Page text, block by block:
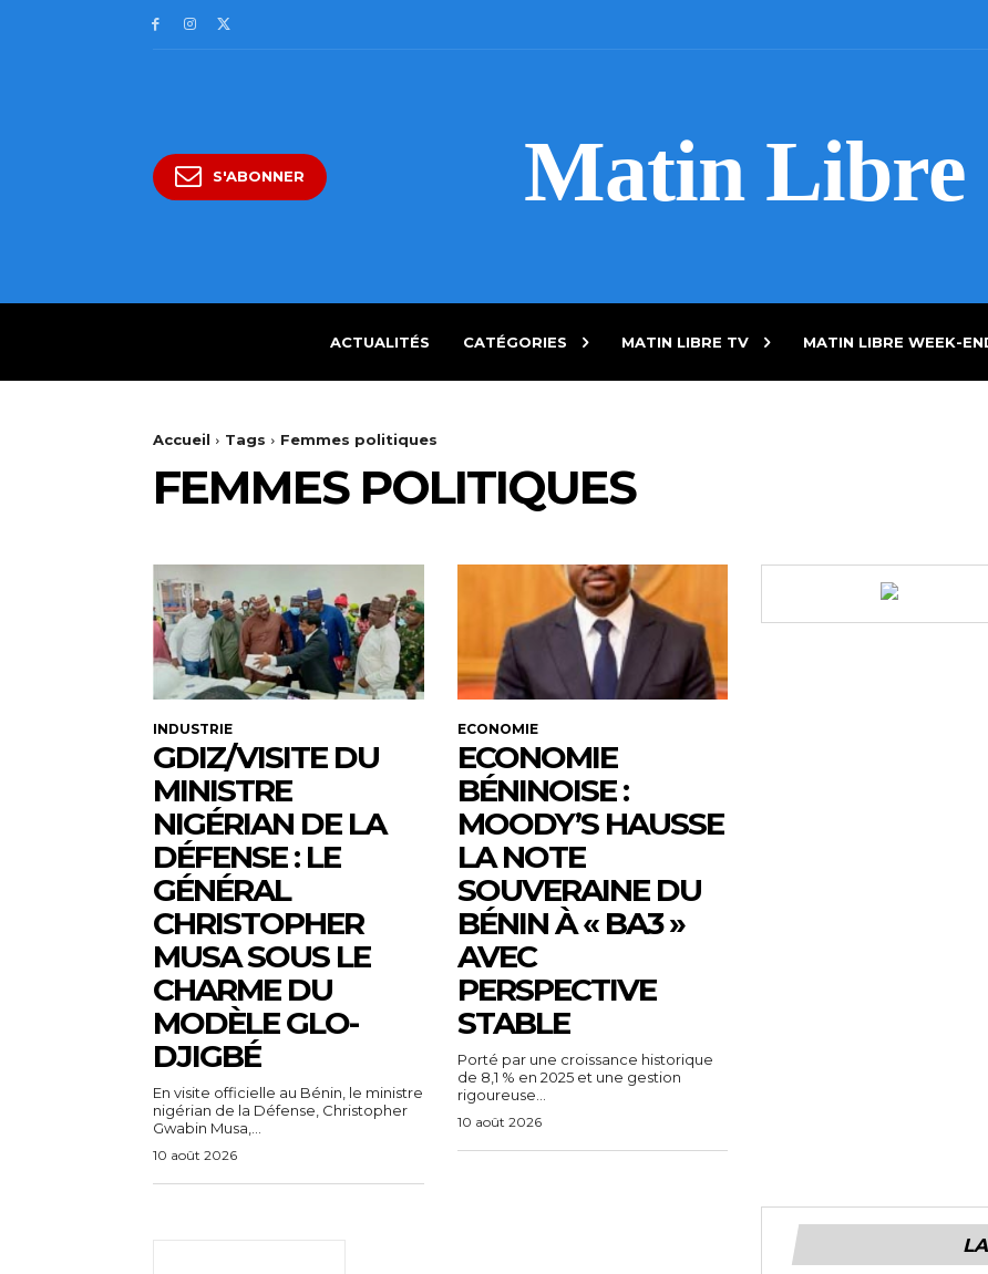
S'ABONNER Matin Libre
ACTUALITÉS CATÉGORIES MATIN LIBRE TV MATIN LIBRE WEEK-
Accueil Tags Femmes politiques
FEMMES POLITIQUES
INDUSTRIE
GDIZ/VISITE DU
MINISTRE
NIGÉRIAN DE LA
DÉFENSE : LE
GÉNÉRAL
CHRISTOPHER
MUSA SOUS LE
CHARME DU
MODÈLE GLO-
DJIGBÉ
En visite officielle au Bénin, le ministre
nigérian de la Défense, Christopher
Gwabin Musa,...
10 août 2026
ECONOMIE
ECONOMIE
BÉNINOISE :
MOODY’S HAUSSE
LA NOTE
SOUVERAINE DU
BÉNIN À « BA3 »
AVEC
PERSPECTIVE
STABLE
Porté par une croissance historique
de 8,1 % en 2025 et une gestion
rigoureuse...
10 août 2026